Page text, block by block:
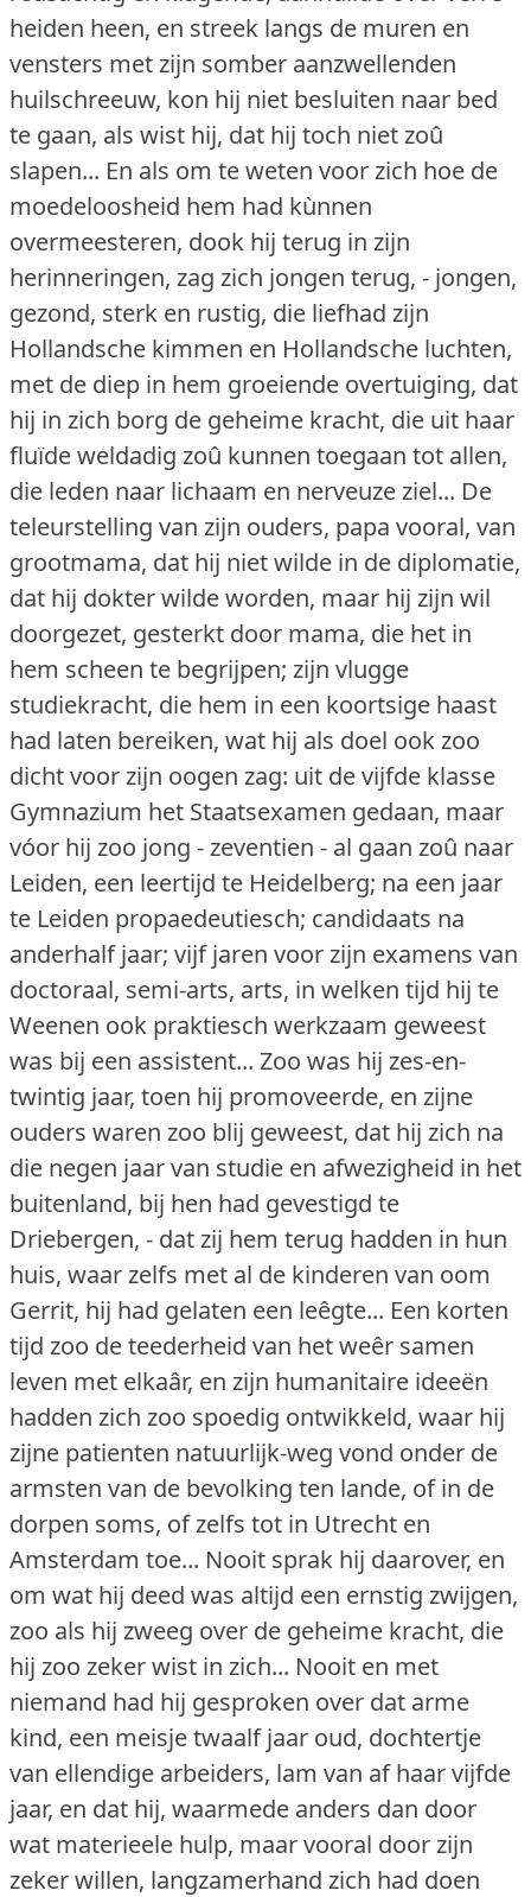
heiden heen, en streek langs de muren en
vensters met zijn somber aanzwellenden
huilschreeuw, kon hij niet besluiten naar bed
te gaan, als wist hij, dat hij toch niet zoû
slapen... En als om te weten voor zich hoe de
moedeloosheid hem had kùnnen
overmeesteren, dook hij terug in zijn
herinneringen, zag zich jongen terug, - jongen,
gezond, sterk en rustig, die liefhad zijn
Hollandsche kimmen en Hollandsche luchten,
met de diep in hem groeiende overtuiging, dat
hij in zich borg de geheime kracht, die uit haar
fluïde weldadig zoû kunnen toegaan tot allen,
die leden naar lichaam en nerveuze ziel... De
teleurstelling van zijn ouders, papa vooral, van
grootmama, dat hij niet wilde in de diplomatie,
dat hij dokter wilde worden, maar hij zijn wil
doorgezet, gesterkt door mama, die het in
hem scheen te begrijpen; zijn vlugge
studiekracht, die hem in een koortsige haast
had laten bereiken, wat hij als doel ook zoo
dicht voor zijn oogen zag: uit de vijfde klasse
Gymnazium het Staatsexamen gedaan, maar
vóor hij zoo jong - zeventien - al gaan zoû naar
Leiden, een leertijd te Heidelberg; na een jaar
te Leiden propaedeutiesch; candidaats na
anderhalf jaar; vijf jaren voor zijn examens van
doctoraal, semi-arts, arts, in welken tijd hij te
Weenen ook praktiesch werkzaam geweest
was bij een assistent... Zoo was hij zes-en-
twintig jaar, toen hij promoveerde, en zijne
ouders waren zoo blij geweest, dat hij zich na
die negen jaar van studie en afwezigheid in het
buitenland, bij hen had gevestigd te
Driebergen, - dat zij hem terug hadden in hun
huis, waar zelfs met al de kinderen van oom
Gerrit, hij had gelaten een leêgte... Een korten
tijd zoo de teederheid van het weêr samen
leven met elkaâr, en zijn humanitaire ideeën
hadden zich zoo spoedig ontwikkeld, waar hij
zijne patienten natuurlijk-weg vond onder de
armsten van de bevolking ten lande, of in de
dorpen soms, of zelfs tot in Utrecht en
Amsterdam toe... Nooit sprak hij daarover, en
om wat hij deed was altijd een ernstig zwijgen,
zoo als hij zweeg over de geheime kracht, die
hij zoo zeker wist in zich... Nooit en met
niemand had hij gesproken over dat arme
kind, een meisje twaalf jaar oud, dochtertje
van ellendige arbeiders, lam van af haar vijfde
jaar, en dat hij, waarmede anders dan door
wat materieele hulp, maar vooral door zijn
zeker willen, langzamerhand zich had doen